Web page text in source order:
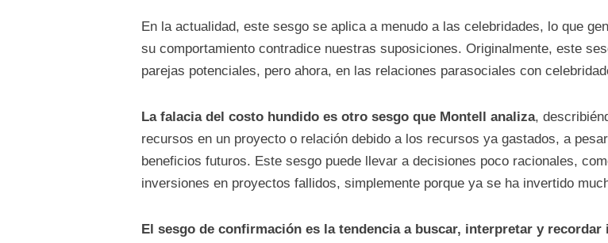
En la actualidad, este sesgo se aplica a menudo a las celebridades, lo que
su comportamiento contradice nuestras suposiciones. Originalmente, este
parejas potenciales, pero ahora, en las relaciones parasociales con
La falacia del costo hundido es otro sesgo que Montell analiza,
recursos en un proyecto o relación debido a los recursos ya gastados, a
beneficios futuros. Este sesgo puede llevar a decisiones poco racionales,
inversiones en proyectos fallidos, simplemente porque ya se ha invertido
El sesgo de confirmación es la tendencia a buscar, interpretar y